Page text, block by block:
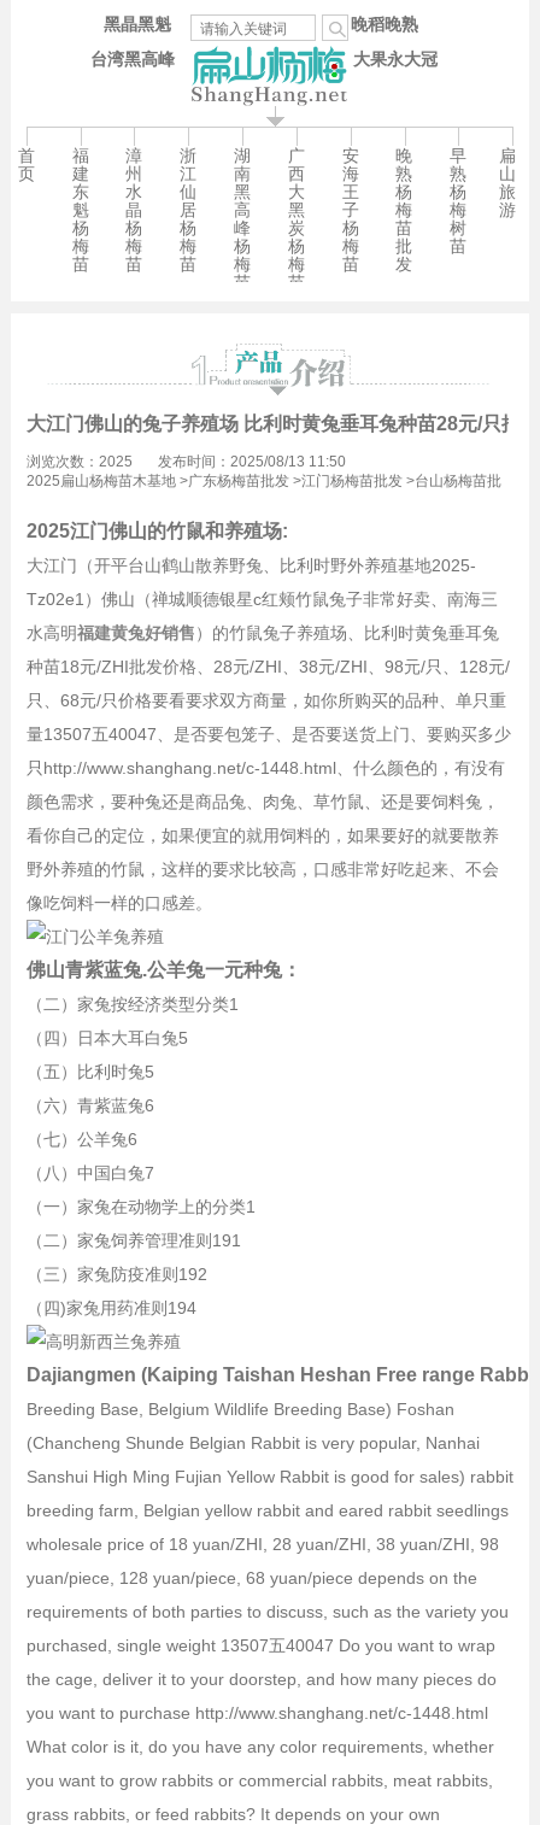
台湾黑高峰
晚稻晚熟
大果永大冠
黑晶黑魁
首
页
福
建
东
魁
杨
梅
苗
漳
州
水
晶
杨
梅
苗
浙
江
仙
居
杨
梅
苗
湖
南
黑
高
峰
杨
梅
苗
广
西
大
黑
炭
杨
梅
苗
安
海
王
子
杨
梅
苗
晚
熟
杨
梅
苗
批
发
早
熟
杨
梅
树
苗
扁
山
旅
游
大江门佛山的兔子养殖场 比利时黄兔垂耳兔种苗28元/只批发
浏览次数：2025
发布时间：2025/08/13 11:50
2025扁山杨梅苗木基地>广东杨梅苗批发>江门杨梅苗批发>台山杨梅苗批
2025江门佛山的竹鼠和养殖场:
大江门（开平台山鹤山散养野兔、比利时野外养殖基地2025-
Tz02e1）佛山（禅城顺德银星c红颊竹鼠兔子非常好卖、南海三
水高明福建黄兔好销售）的竹鼠兔子养殖场、比利时黄兔垂耳兔
种苗18元/ZHI批发价格、28元/ZHI、38元/ZHI、98元/只、128元/
只、68元/只价格要看要求双方商量，如你所购买的品种、单只重
量13507五40047、是否要包笼子、是否要送货上门、要购买多少
只http://www.shanghang.net/c-1448.html、什么颜色的，有没有
颜色需求，要种兔还是商品兔、肉兔、草竹鼠、还是要饲料兔，
看你自己的定位，如果便宜的就用饲料的，如果要好的就要散养
野外养殖的竹鼠，这样的要求比较高，口感非常好吃起来、不会
像吃饲料一样的口感差。
佛山青紫蓝兔.公羊兔一元种兔：
（二）家兔按经济类型分类1
（四）日本大耳白兔5
（五）比利时兔5
（六）青紫蓝兔6
（七）公羊兔6
（八）中国白兔7
（一）家兔在动物学上的分类1
（二）家兔饲养管理准则191
（三）家兔防疫准则192
（四)家兔用药准则194
Dajiangmen (Kaiping Taishan Heshan Free range
Breeding Base, Belgium Wildlife Breeding Base) Foshan
(Chancheng Shunde Belgian Rabbit is very popular, Nanhai
Sanshui High Ming Fujian Yellow Rabbit is good for sales) rabbit
breeding farm, Belgian yellow rabbit and eared rabbit seedlings
wholesale price of 18 yuan/ZHI, 28 yuan/ZHI, 38 yuan/ZHI, 98
yuan/piece, 128 yuan/piece, 68 yuan/piece depends on the
requirements of both parties to discuss, such as the variety you
purchased, single weight 13507五40047 Do you want to wrap
the cage, deliver it to your doorstep, and how many pieces do
you want to purchase http://www.shanghang.net/c-1448.html
What color is it, do you have any color requirements, whether
you want to grow rabbits or commercial rabbits, meat rabbits,
grass rabbits, or feed rabbits? It depends on your own